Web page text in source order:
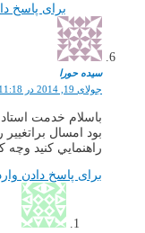
برای پاسخ
سيده حورا
جولای 19, 2014 در 11:18
باسلام خدمت
بود امسال
راهنمايي كنيد وچه
برای پاسخ دادن